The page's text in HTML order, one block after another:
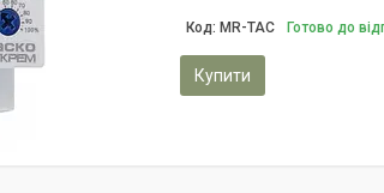
MR-TAC Готово до
Купити